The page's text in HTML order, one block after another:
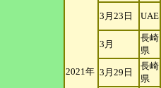
2021年
3月23日 UAE
3月
長崎
県
3月29日
長崎
県